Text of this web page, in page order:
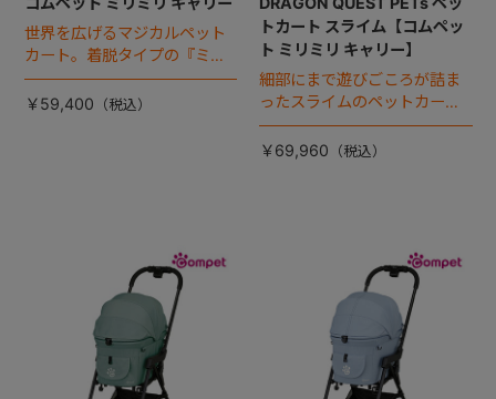
世界を広げるマジカルペット
カート。着脱タイプの『ミリ
ミリ キャリー』 からアースカ
ラーが登場！
￥59,400
トカート スライム【コムペッ
ト ミリミリ キャリー】
細部にまで遊びごころが詰ま
ったスライムのペットカー
ト。
￥69,960